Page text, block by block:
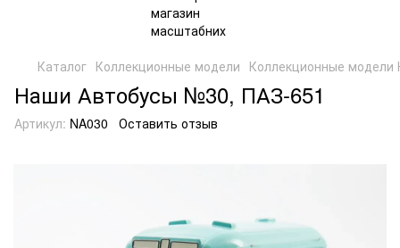
Каталог Коллекционные модели Коллекционные модели
Наши Автобусы №30, ПАЗ-651
Артикул: NA030 Оставить отзыв